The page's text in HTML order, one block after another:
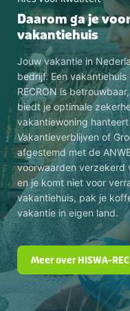
Daarom ga je
vakantiehuis
Jouw vakantie in
bedrijf. Een
RECRON is
biedt je optimale
vakantiewoning hanteert
Vakantieverblijven of
afgestemd met de
voorwaarden verzekerd
en je komt niet voor
vakantiehuis, pak je
vakantie in eigen land.
Meer over HISWA-